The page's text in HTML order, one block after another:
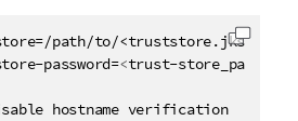
path/to/<truststore.jks>
password=<trust-store_password
hostname verification
复制代